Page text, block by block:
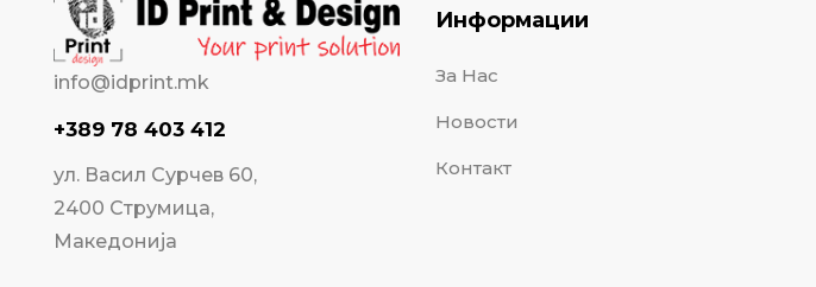
info@idprint.mk
+389 78 403 412
ул. Васил Сурчев 60,
2400 Струмица,
Македонија
Информации
За Нас
Новости
Контакт